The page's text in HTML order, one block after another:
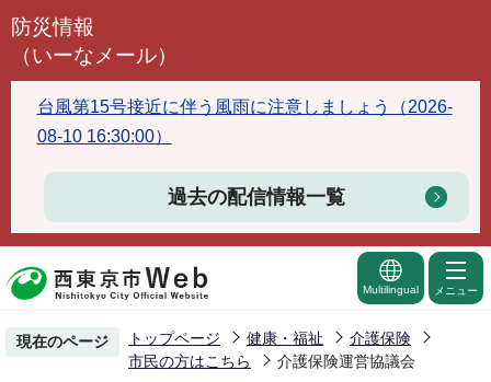
こ
で
す
防災情報
（いーなメール）
台風第15号接近に伴う風雨に注意しましょう（2026-
08-10 16:30:00）
過去の配信情報一覧
Multilingual メニュー
現在のページ トップページ 健康・福祉
介護保険
市民の方はこちら
介護保険運営協議会